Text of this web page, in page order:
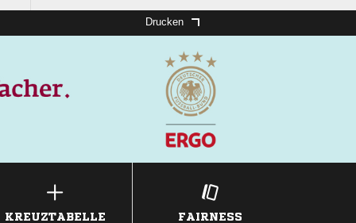
Drucken
KREUZTABELLE FAIRNESS